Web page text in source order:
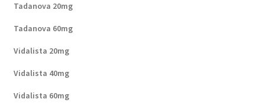
Tadanova 20mg
Tadanova 60mg
Vidalista 20mg
Vidalista 40mg
Vidalista 60mg